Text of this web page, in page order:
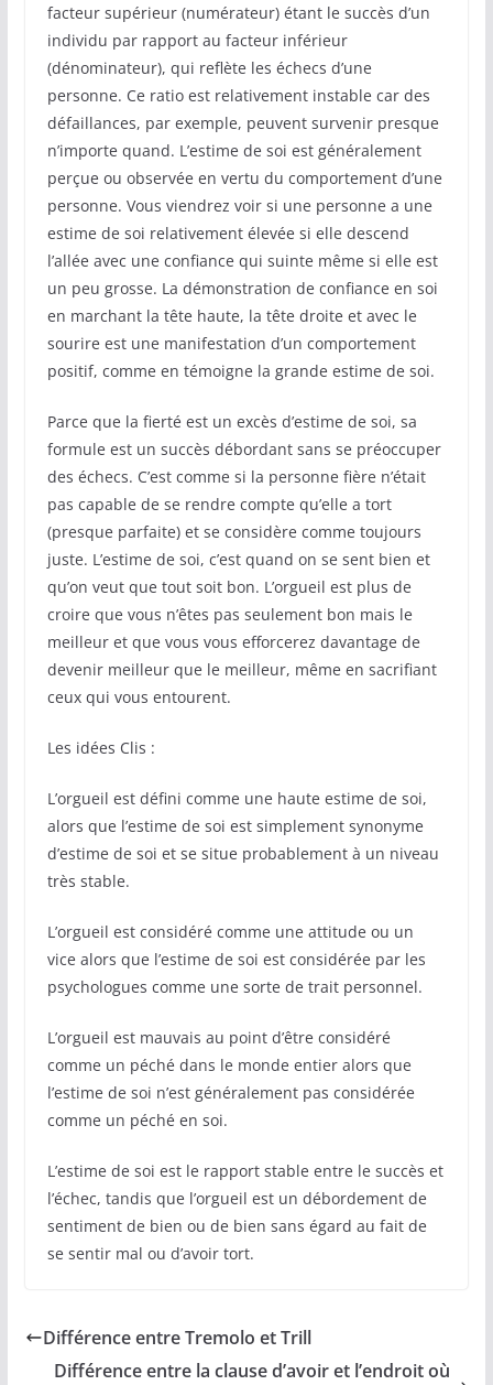
facteur supérieur (numérateur) étant le succès d’un
individu par rapport au facteur inférieur
(dénominateur), qui reflète les échecs d’une
personne. Ce ratio est relativement instable car des
défaillances, par exemple, peuvent survenir presque
n’importe quand. L’estime de soi est généralement
perçue ou observée en vertu du comportement d’une
personne. Vous viendrez voir si une personne a une
estime de soi relativement élevée si elle descend
l’allée avec une confiance qui suinte même si elle est
un peu grosse. La démonstration de confiance en soi
en marchant la tête haute, la tête droite et avec le
sourire est une manifestation d’un comportement
positif, comme en témoigne la grande estime de soi.
Parce que la fierté est un excès d’estime de soi, sa
formule est un succès débordant sans se préoccuper
des échecs. C’est comme si la personne fière n’était
pas capable de se rendre compte qu’elle a tort
(presque parfaite) et se considère comme toujours
juste. L’estime de soi, c’est quand on se sent bien et
qu’on veut que tout soit bon. L’orgueil est plus de
croire que vous n’êtes pas seulement bon mais le
meilleur et que vous vous efforcerez davantage de
devenir meilleur que le meilleur, même en sacrifiant
ceux qui vous entourent.
Les idées Clis :
L’orgueil est défini comme une haute estime de soi,
alors que l’estime de soi est simplement synonyme
d’estime de soi et se situe probablement à un niveau
très stable.
L’orgueil est considéré comme une attitude ou un
vice alors que l’estime de soi est considérée par les
psychologues comme une sorte de trait personnel.
L’orgueil est mauvais au point d’être considéré
comme un péché dans le monde entier alors que
l’estime de soi n’est généralement pas considérée
comme un péché en soi.
L’estime de soi est le rapport stable entre le succès et
l’échec, tandis que l’orgueil est un débordement de
sentiment de bien ou de bien sans égard au fait de
se sentir mal ou d’avoir tort.
Différence entre Tremolo et Trill
Différence entre la clause d’avoir et l’endroit où